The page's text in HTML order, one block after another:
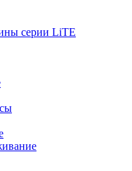
серии LiTE